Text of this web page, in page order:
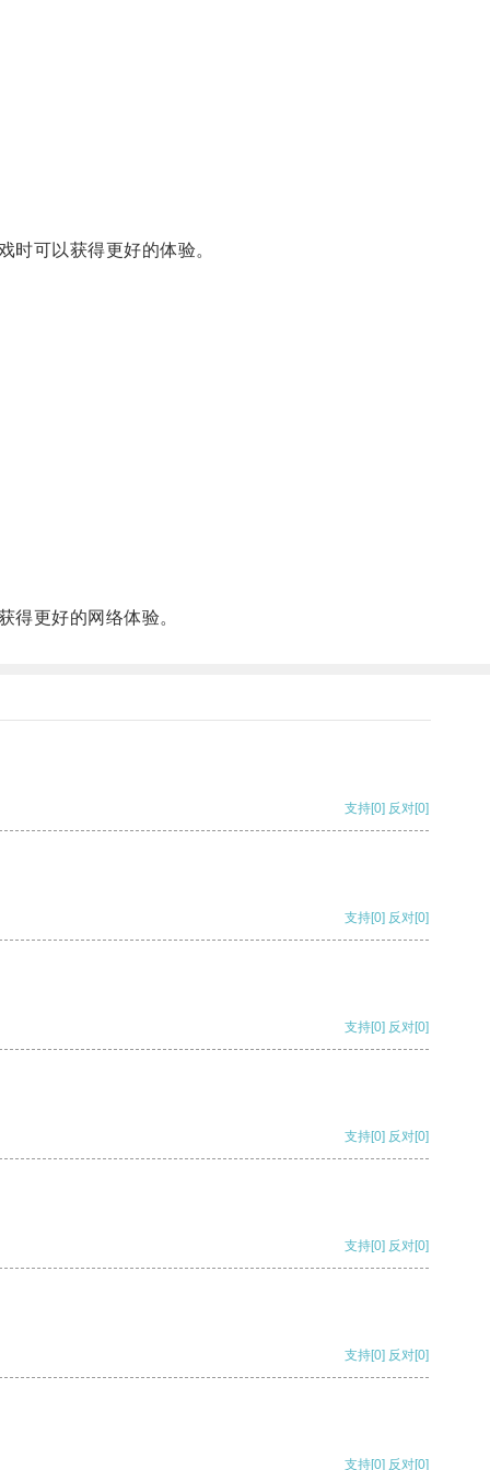
可以获得更好的体验。
更好的网络体验。
支持[0] 反对[0]
支持[0] 反对[0]
支持[0] 反对[0]
支持[0] 反对[0]
支持[0] 反对[0]
支持[0] 反对[0]
支持[0] 反对[0]